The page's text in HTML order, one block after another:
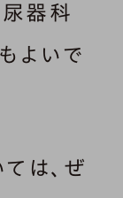
尿器科
よいで
は、ぜ